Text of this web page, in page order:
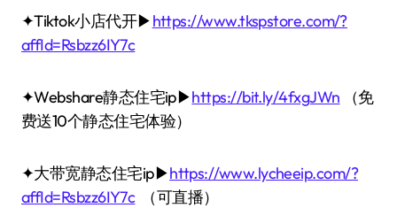
✦Tiktok小店代开▶https://www.tkspstore.com/?
affId=Rsbzz6IY7c
✦Webshare静态住宅ip▶https://bit.ly/4fxgJWn （免
费送10个静态住宅体验）
✦大带宽静态住宅ip▶https://www.lycheeip.com/?
affId=Rsbzz6IY7c（可直播）